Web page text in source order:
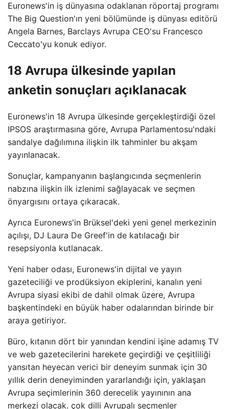
Euronews'in iş dünyasına odaklanan röportaj programı
The Big Question'ın yeni bölümünde iş dünyası editörü
Angela Barnes, Barclays Avrupa CEO'su Francesco
Ceccato'yu konuk ediyor.
18 Avrupa ülkesinde yapılan
anketin sonuçları açıklanacak
Euronews'in 18 Avrupa ülkesinde gerçekleştirdiği özel
IPSOS araştırmasına göre, Avrupa Parlamentosu'ndaki
sandalye dağılımına ilişkin ilk tahminler bu akşam
yayınlanacak.
Sonuçlar, kampanyanın başlangıcında seçmenlerin
nabzına ilişkin ilk izlenimi sağlayacak ve seçmen
önyargısını ortaya çıkaracak.
Ayrıca Euronews'in Brüksel'deki yeni genel merkezinin
açılışı, DJ Laura De Greef'in de katılacağı bir
resepsiyonla kutlanacak.
Yeni haber odası, Euronews'in dijital ve yayın
gazeteciliği ve prodüksiyon ekiplerini, kanalın yeni
Avrupa siyasi ekibi de dahil olmak üzere, Avrupa
başkentindeki en büyük haber odalarından birinde bir
araya getiriyor.
Büro, kıtanın dört bir yanından kendini işine adamış TV
ve web gazetecilerini harekete geçirdiği ve çeşitliliği
yansıtan heyecan verici bir deneyim sunmak için 30
yıllık derin deneyiminden yararlandığı için, yaklaşan
Avrupa seçimlerinin 360 derecelik yayınının ana
merkezi olacak. çok dilli Avrupalı ​​seçmenler